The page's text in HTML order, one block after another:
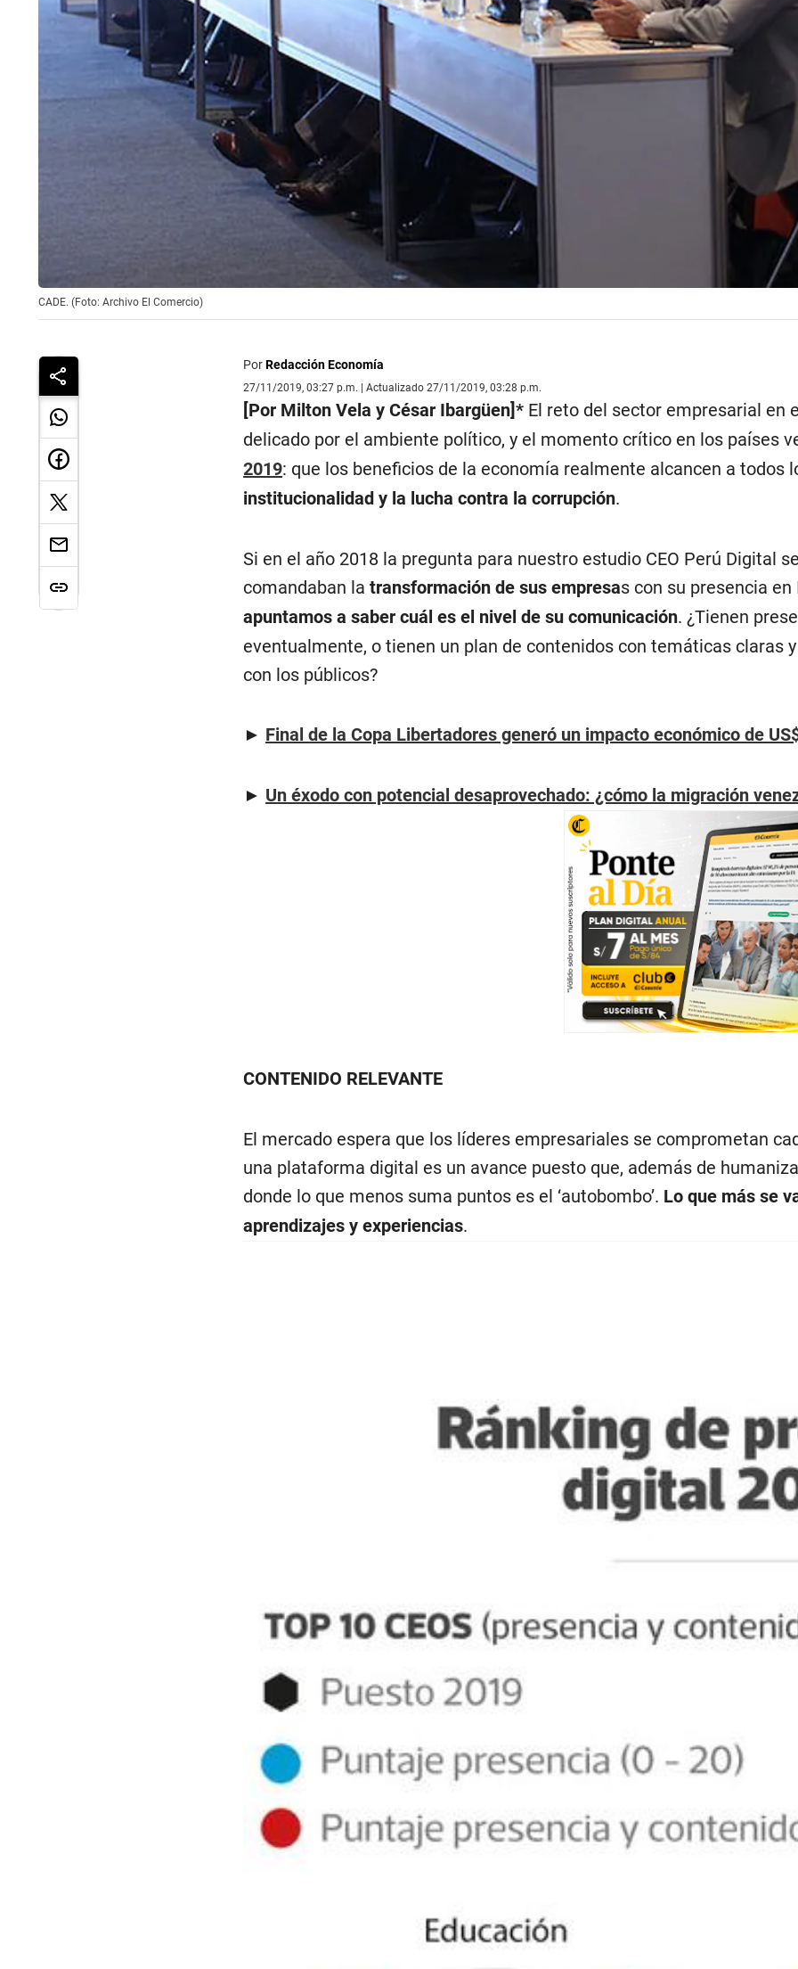
CADE. (Foto: Archivo El Comercio)
PorRedacción Economía
27/11/2019, 03:27 p.m. | Actualizado 27/11/2019, 03:28 p.m.
[Por Milton Vela y César Ibargüen]* El reto del sector empresarial en
delicado por el ambiente político, y el momento crítico en los países
2019: que los beneficios de la economía realmente alcancen a todos
institucionalidad y la lucha contra la corrupción.
Si en el año 2018 la pregunta para nuestro estudio CEO Perú Digital
comandaban latransformación de sus empresas con su presencia
apuntamos a saber cuál es el nivel de su comunicación. ¿Tienen
eventualmente, o tienen un plan de contenidos con temáticas claras
con los públicos?
► Final de la Copa Libertadores generó un impacto económico de
► Un éxodo con potencial desaprovechado: ¿cómo la migración
CONTENIDO RELEVANTE
El mercado espera que los líderes empresariales se comprometan
una plataforma digital es un avance puesto que, además de
donde lo que menos suma puntos es el ‘autobombo’. Lo que más se
aprendizajes y experiencias.